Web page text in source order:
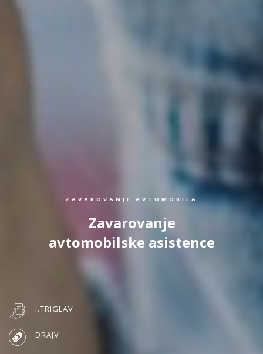
ZAVAROVANJE AVTOMOBILA
Zavarovanje
avtomobilske asistence
I.TRIGLAV
DRAJV